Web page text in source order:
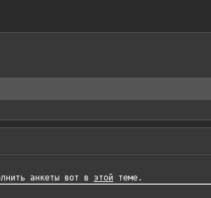
анкеты вот в этой